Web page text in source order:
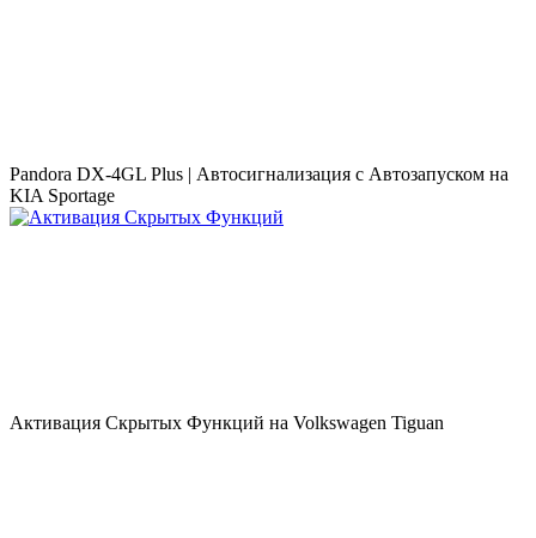
Pandora DX-4GL Plus | Автосигнализация с Автозапуском на
KIA Sportage
Активация Скрытых Функций на Volkswagen Tiguan